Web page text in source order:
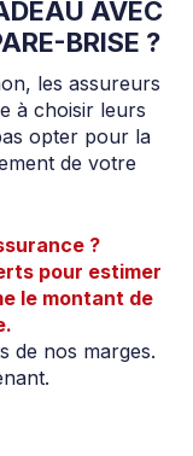
AVEC
BRISE ?
les assureurs
à choisir leurs
opter pour la
de votre
?
pour estimer
le montant de
de nos marges.